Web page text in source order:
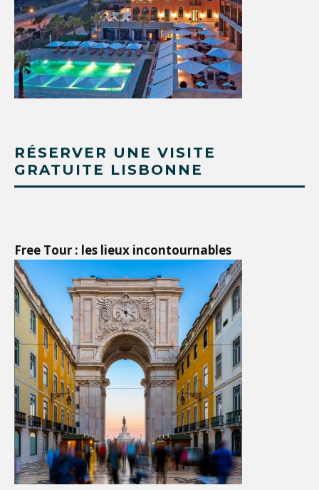
RÉSERVER UNE VISITE
GRATUITE LISBONNE
Free Tour : les lieux incontournables